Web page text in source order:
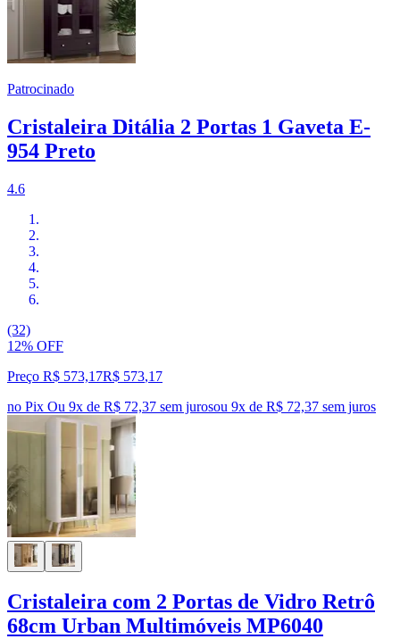
Patrocinado
Cristaleira Ditália 2 Portas 1 Gaveta E-
954 Preto
4.6
(32)
12% OFF
Preço R$ 573,17R$ 573,17
no Pix Ou 9x de R$ 72,37 sem jurosou 9x de R$ 72,37 sem juros
Cristaleira com 2 Portas de Vidro Retrô
68cm Urban Multimóveis MP6040